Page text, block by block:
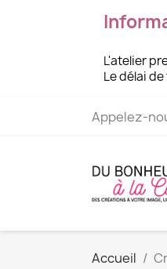
L'atelier
Le délai
Appelez-
Accueil